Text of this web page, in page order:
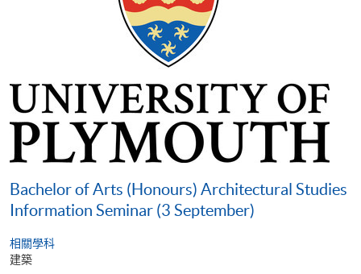
Bachelor of Arts (Honours) Architectural Studies
Information Seminar (3 September)
相關學科
建築